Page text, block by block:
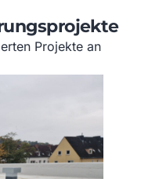
Projekte an